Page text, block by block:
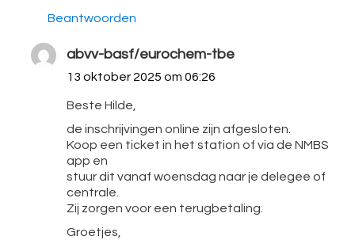
Beantwoorden
abvv-basf/eurochem-tbe
13 oktober 2025 om 06:26
Beste Hilde,
de inschrijvingen online zijn afgesloten.
Koop een ticket in het station of via de NMBS
app en
stuur dit vanaf woensdag naar je delegee of
centrale.
Zij zorgen voor een terugbetaling.
Groetjes,